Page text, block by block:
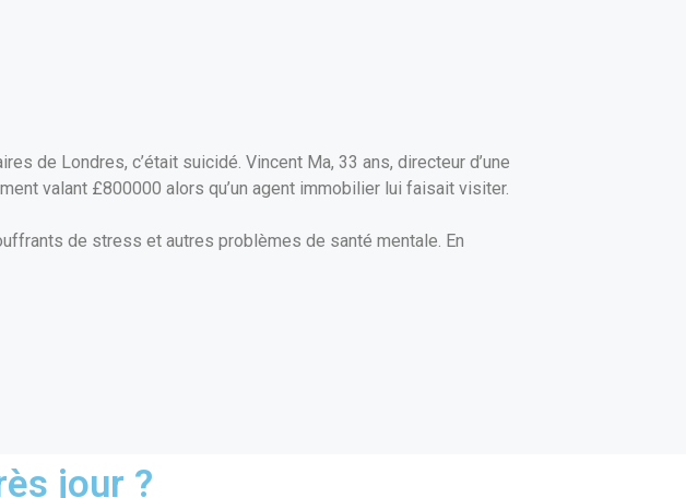
de Londres, c’était suicidé. Vincent Ma, 33 ans, directeur d’une
valant £800000 alors qu’un agent immobilier lui faisait visiter.
de stress et autres problèmes de santé mentale. En
jour ?